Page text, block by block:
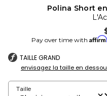
Polina Short
Pay over time with Affirm
TAILLE GRAND
envisagez la taille en
Taille